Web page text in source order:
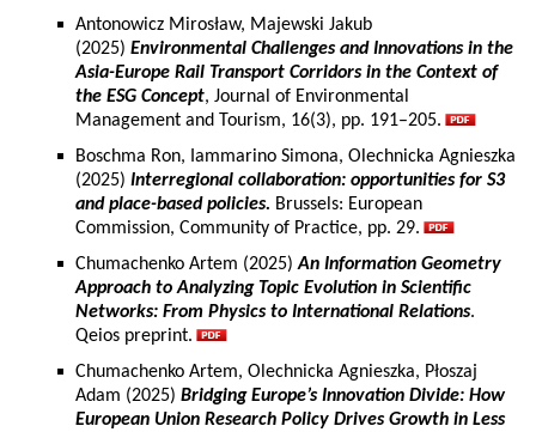
Antonowicz Mirosław, Majewski Jakub
(2025) Environmental Challenges and Innovations in the
Asia-Europe Rail Transport Corridors in the Context of
the ESG Concept, Journal of Environmental
Management and Tourism, 16(3), pp. 191–205.
Boschma Ron, Iammarino Simona, Olechnicka Agnieszka
(2025) Interregional collaboration: opportunities for S3
and place-based policies. Brussels: European
Commission, Community of Practice, pp. 29.
Chumachenko Artem (2025)An Information Geometry
Approach to Analyzing Topic Evolution in Scientific
Networks: From Physics to International Relations.
Qeios preprint.
Chumachenko Artem, Olechnicka Agnieszka, Płoszaj
Adam (2025) Bridging Europe’s Innovation Divide: How
European Union Research Policy Drives Growth in Less